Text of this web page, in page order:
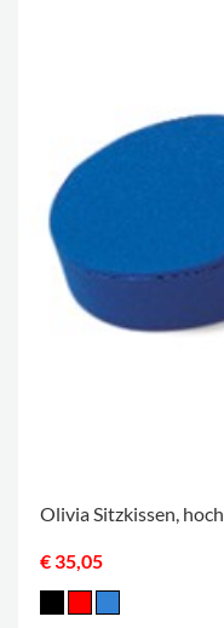
Olivia Sitzkissen, hoch
€ 35,05